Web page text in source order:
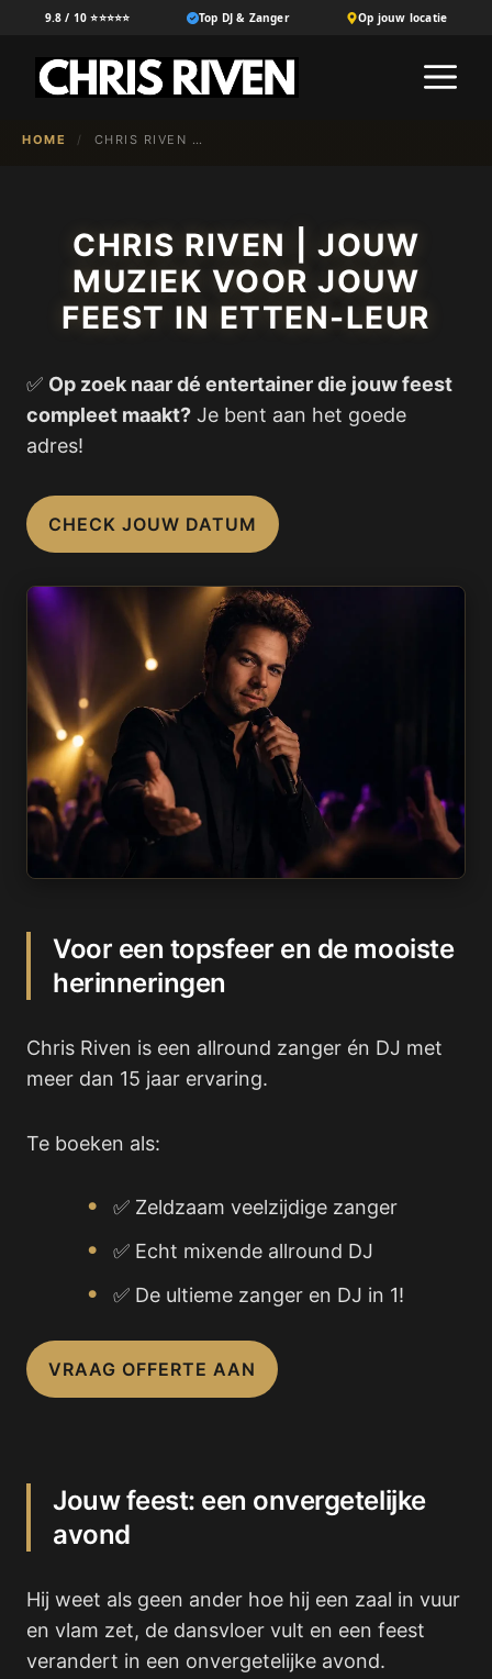
9.8 / 10 ⭐⭐⭐⭐⭐ Top DJ & Zanger Op jouw locatie
HOME / CHRIS RIVEN | JOUW MUZIEK VOOR JOUW FEEST IN ETTEN-LEUR
CHRIS RIVEN | JOUW
MUZIEK VOOR JOUW
FEEST IN ETTEN-LEUR
✅ Op zoek naar dé entertainer die jouw feest
compleet maakt? Je bent aan het goede
adres!
CHECK JOUW DATUM
Voor een topsfeer en de mooiste
herinneringen
Chris Riven is een allround zanger én DJ met
meer dan 15 jaar ervaring.
Te boeken als:
✅ Zeldzaam veelzijdige zanger
✅ Echt mixende allround DJ
✅ De ultieme zanger en DJ in 1!
VRAAG OFFERTE AAN
Jouw feest: een onvergetelijke
avond
Hij weet als geen ander hoe hij een zaal in vuur
en vlam zet, de dansvloer vult en een feest
verandert in een onvergetelijke avond.